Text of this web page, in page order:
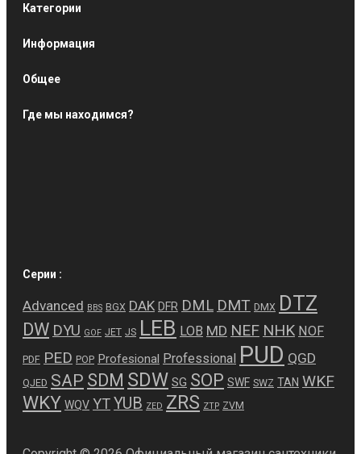
Категории
Информация
Общее
Где мы находимся?
Серии :
Advanced BBS BGX DAK DFR DML DMT DMX DTZ
DW DYU GOF JET JS LEB LOB MD NEF NHK NOF
PDF PED POP Profesional Professional PUD QGD
QJED SAP SDM SDW SG SOP SWF SWZ TAN WKF
WKY WQV YTYUB ZED ZRS ZTP ZVM